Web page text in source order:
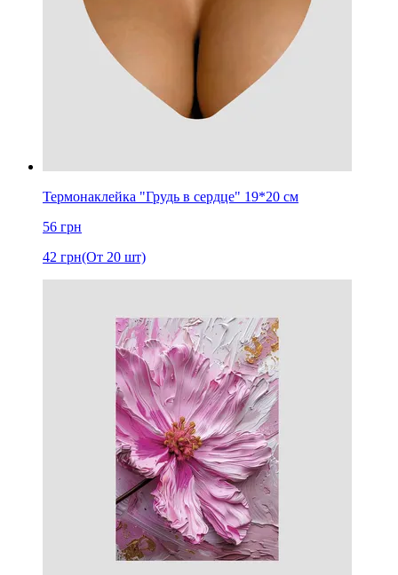
Термонаклейка "Грудь в сердце" 19*20 см
56 грн
42 грн(От 20 шт)